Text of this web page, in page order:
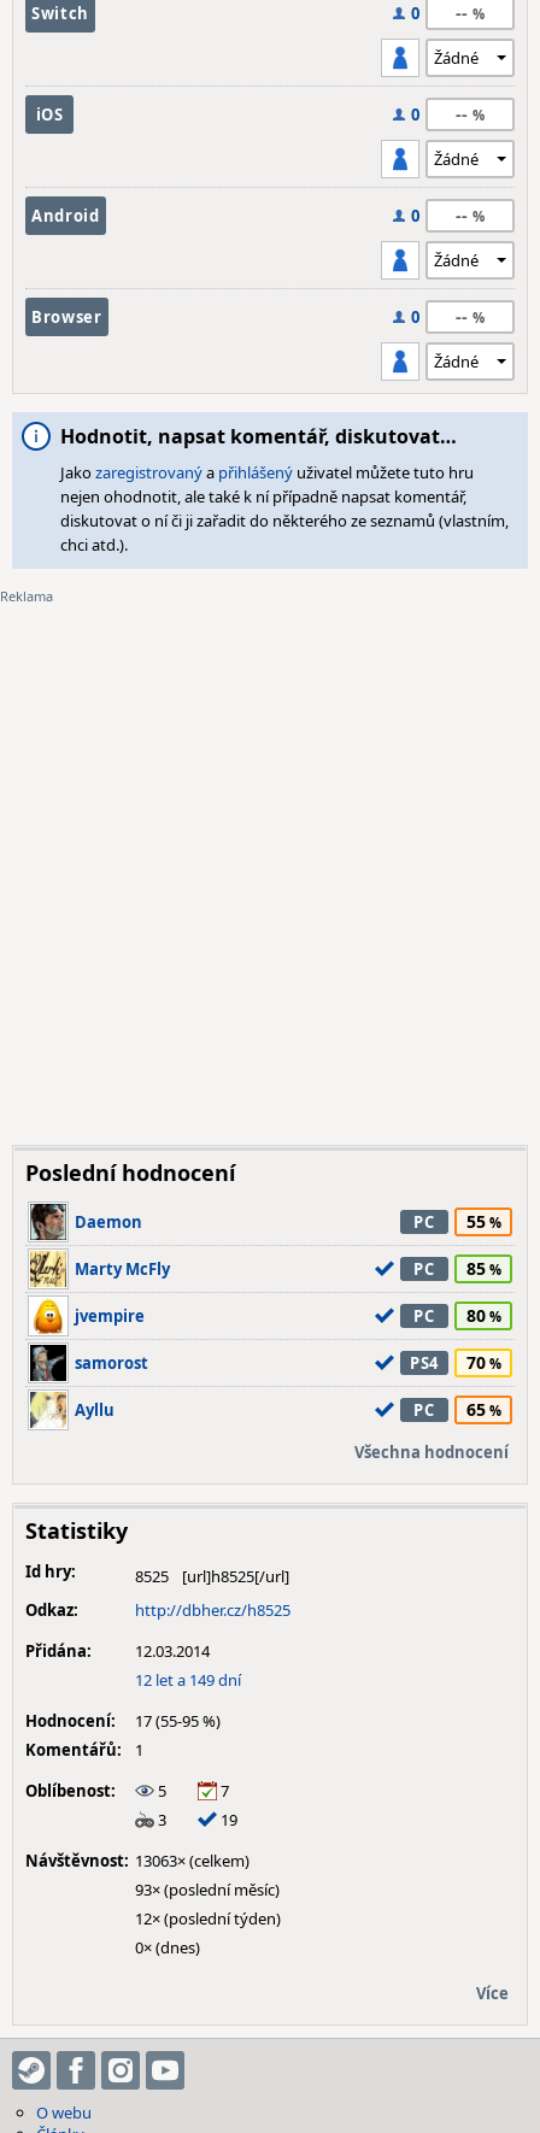
Switch 0 --
iOS 0 --
Android 0 --
Browser 0 --
Hodnotit, napsat komentář, diskutovat…
Jakozaregistrovanýa přihlášený uživatel můžete tuto hru
nejen ohodnotit, ale také k ní případně napsat komentář,
diskutovat o ní či ji zařadit do některého ze seznamů (vlastním,
chci atd.).
Poslední hodnocení
Daemon PC 55
Marty McFly PC 85
jvempire PC 80
samorost PS4 70
Ayllu PC 65
Všechna hodnocení
Statistiky
Id hry:
8525
Odkaz:
http://dbher.cz/h8525
Přidána:
12.03.2014
12 let a 149 dní
Hodnocení:
17 (55-95 %)
Komentářů:
1
Oblíbenost:
5
7
3
19
Návštěvnost: 13063× (celkem)
93× (poslední měsíc)
12× (poslední týden)
0× (dnes)
Více
O webu